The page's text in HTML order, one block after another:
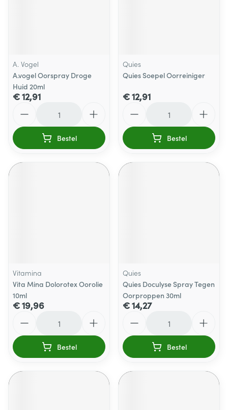
A. Vogel
A.vogel Oorspray Droge
Huid 20ml
€ 12,91
Bestel
Quies
Quies Soepel Oorreiniger
€ 12,91
Bestel
Vitamina
Vita Mina Dolorotex Oorolie
10ml
€ 19,96
Bestel
Quies
Quies Doculyse Spray Tegen
Oorproppen 30ml
€ 14,27
Bestel